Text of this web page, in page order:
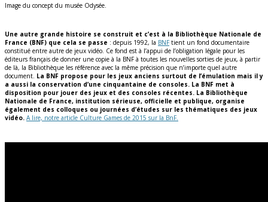
Image du concept du musée Odysée.
Une autre grande histoire se construit et c’est à la Bibliothèque Nationale de
France (BNF) que cela se passe : depuis 1992, la BNF tient un fond documentaire
constitué entre autre de jeux vidéo. Ce fond est à l’appui de l’obligation légale pour les
éditeurs français de donner une copie à la BNF à toutes les nouvelles sorties de jeux, à partir
de là, la Bibliothèque les référence avec la même précision que n’importe quel autre
document. La BNF propose pour les jeux anciens surtout de l’émulation mais il y
a aussi la conservation d’une cinquantaine de consoles. La BNF met à
disposition pour jouer des jeux et des consoles récentes. La Bibliothèque
Nationale de France, institution sérieuse, officielle et publique, organise
également des colloques ou journées d’études sur les thématiques des jeux
vidéo. A lire, notre article Culture Games de 2015 sur la BnF.